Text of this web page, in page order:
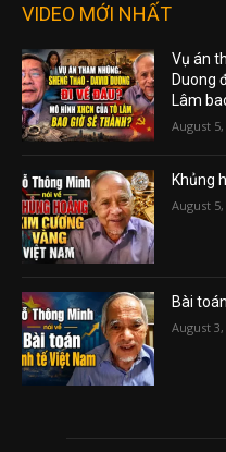
VIDEO MỚI NHẤT
Vụ án
Duong
Lâm
August 5,
Khủng
August 5,
Bài
August 3,